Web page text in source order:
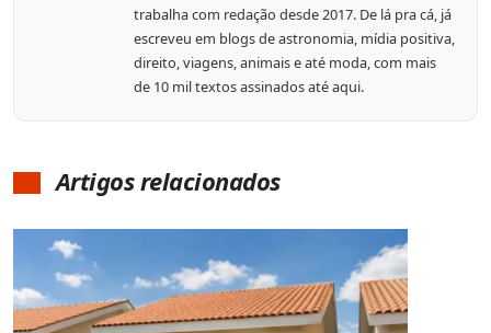
trabalha com redação desde 2017. De lá pra cá, já
escreveu em blogs de astronomia, mídia positiva,
direito, viagens, animais e até moda, com mais
de 10 mil textos assinados até aqui.
Artigos relacionados